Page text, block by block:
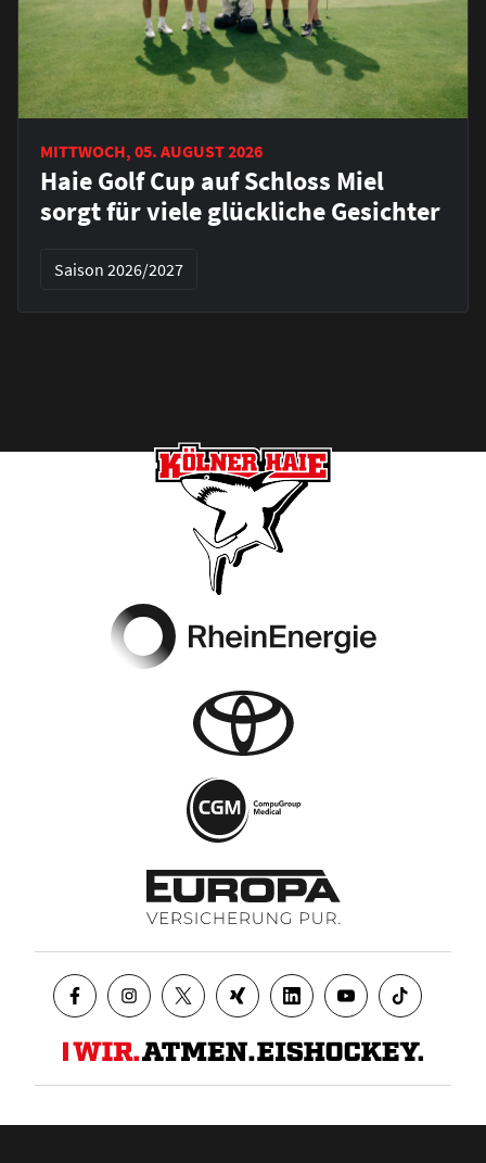
MITTWOCH, 05. AUGUST 2026
Haie Golf Cup auf Schloss Miel
sorgt für viele glückliche Gesichter
Saison 2026/2027
Datenschutz AGB Impressum Kontakt Presse